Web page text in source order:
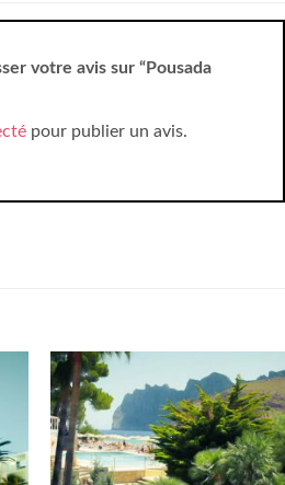
votre avis sur “Pousada
pour publier un avis.